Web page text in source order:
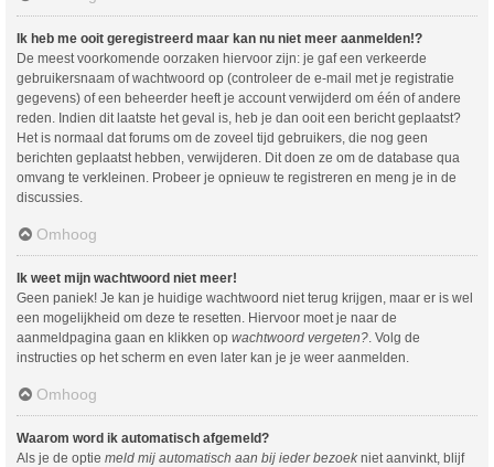
Ik heb me ooit geregistreerd maar kan nu niet meer aanmelden!?
De meest voorkomende oorzaken hiervoor zijn: je gaf een verkeerde
gebruikersnaam of wachtwoord op (controleer de e-mail met je registratie
gegevens) of een beheerder heeft je account verwijderd om één of andere
reden. Indien dit laatste het geval is, heb je dan ooit een bericht geplaatst?
Het is normaal dat forums om de zoveel tijd gebruikers, die nog geen
berichten geplaatst hebben, verwijderen. Dit doen ze om de database qua
omvang te verkleinen. Probeer je opnieuw te registreren en meng je in de
discussies.
Omhoog
Ik weet mijn wachtwoord niet meer!
Geen paniek! Je kan je huidige wachtwoord niet terug krijgen, maar er is wel
een mogelijkheid om deze te resetten. Hiervoor moet je naar de
aanmeldpagina gaan en klikken op wachtwoord vergeten? . Volg de
instructies op het scherm en even later kan je je weer aanmelden.
Omhoog
Waarom word ik automatisch afgemeld?
Als je de optie meld mij automatisch aan bij ieder bezoek niet aanvinkt, blijf